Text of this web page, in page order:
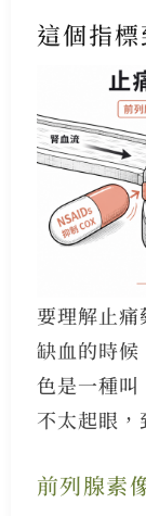
這個指
要理解止
缺血的時候
色是一種
不太起眼，
前列腺素